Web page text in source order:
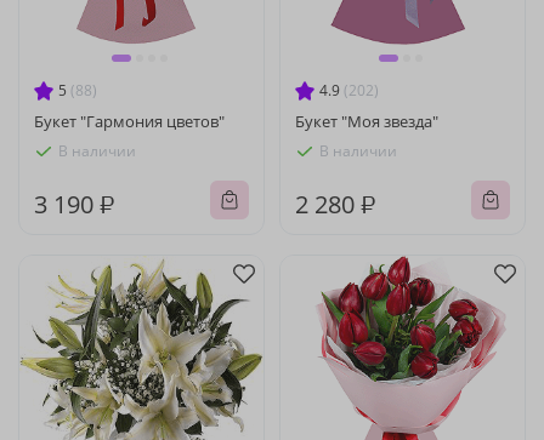
5 (88)
Букет "Гармония цветов"
В наличии
3 190 ₽
4.9 (202)
Букет "Моя звезда"
В наличии
2 280 ₽